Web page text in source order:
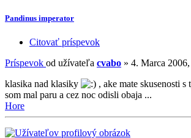
Pandinus imperator
Citovať príspevok
Príspevok od užívateľa cvabo » 4. Marca
klasika nad klasiky
, ake mate skusenosti
som mal paru a cez noc odisli obaja ...
Hore